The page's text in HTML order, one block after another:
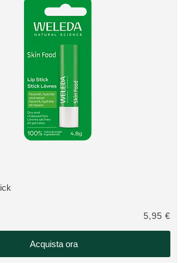
5 su 5 stelle recensito da 53 consumatori
5,95 €
Acquista ora